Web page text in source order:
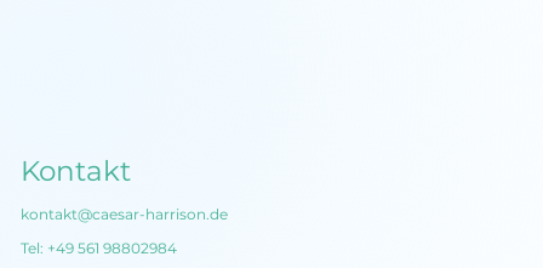
Kontakt
kontakt@caesar-harrison.de
Tel: +49 561 98802984